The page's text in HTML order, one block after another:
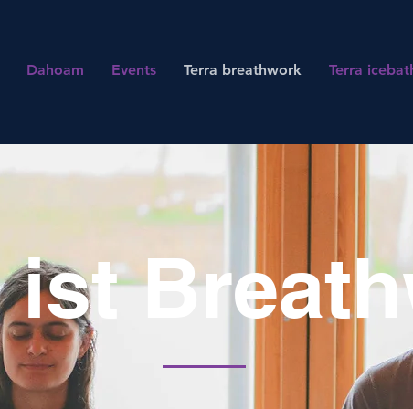
Dahoam Events Terra breathwork Terra
ist